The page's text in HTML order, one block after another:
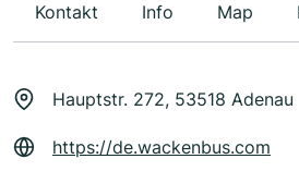
Kontakt Info Map
Hauptstr. 272, 53518 Adenau
https://de.wackenbus.com